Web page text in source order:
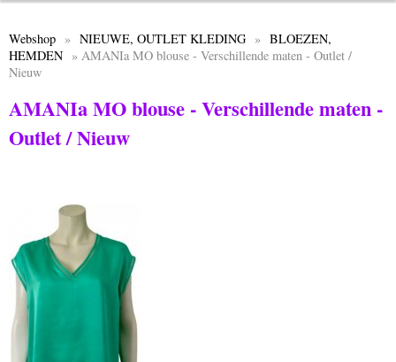
Webshop » NIEUWE, OUTLET KLEDING » BLOEZEN,
HEMDEN » AMANIa MO blouse - Verschillende maten - Outlet /
Nieuw
AMANIa MO blouse - Verschillende maten -
Outlet / Nieuw